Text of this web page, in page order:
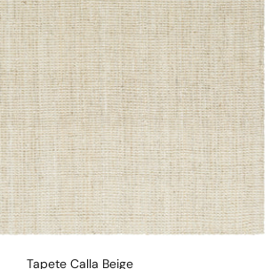
Tapete Calla Beige